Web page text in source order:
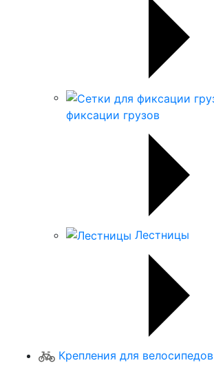
фиксации грузов
Лестницы
Крепления для велосипедов